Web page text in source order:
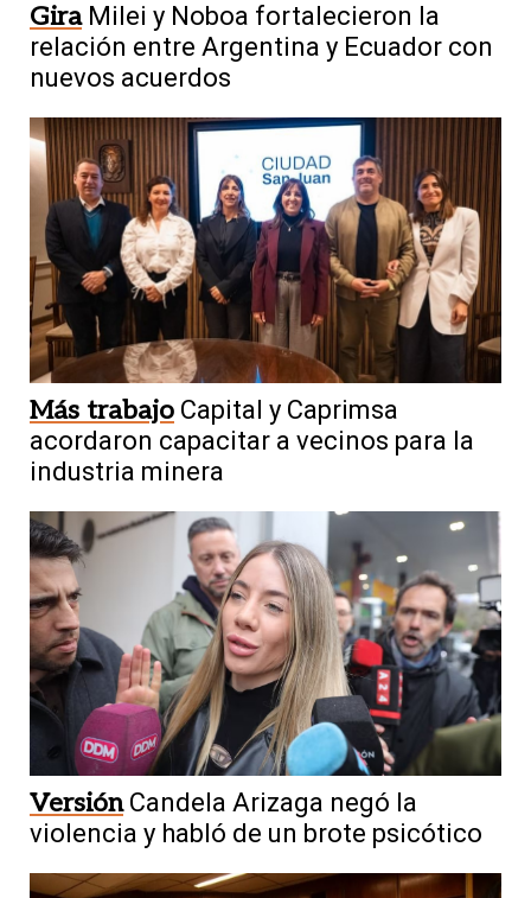
Gira Milei y Noboa fortalecieron la
relación entre Argentina y Ecuador con
nuevos acuerdos
Más trabajo Capital y Caprimsa
acordaron capacitar a vecinos para la
industria minera
Versión Candela Arizaga negó la
violencia y habló de un brote psicótico